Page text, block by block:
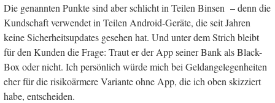
Die genannten Punkte sind aber schlicht in Teilen Binsen – denn die
Kundschaft verwendet in Teilen Android-Geräte, die seit Jahren
keine Sicherheitsupdates gesehen hat. Und unter dem Strich bleibt
für den Kunden die Frage: Traut er der App seiner Bank als Black-
Box oder nicht. Ich persönlich würde mich bei Geldangelegenheiten
eher für die risikoärmere Variante ohne App, die ich oben skizziert
habe, entscheiden.